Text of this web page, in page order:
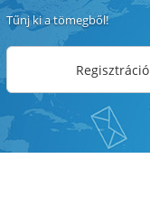
Tűnj ki a tömegből!
Regisztráció